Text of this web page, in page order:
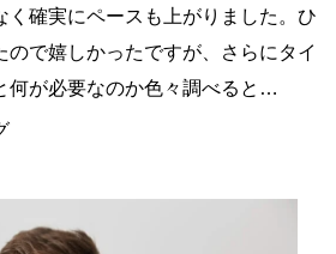
く確実にペースも上がりました。ひ
ので嬉しかったですが、さらにタイ
何が必要なのか色々調べると…